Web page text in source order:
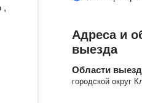
,
Адреса и
выезда
Области
городской округ